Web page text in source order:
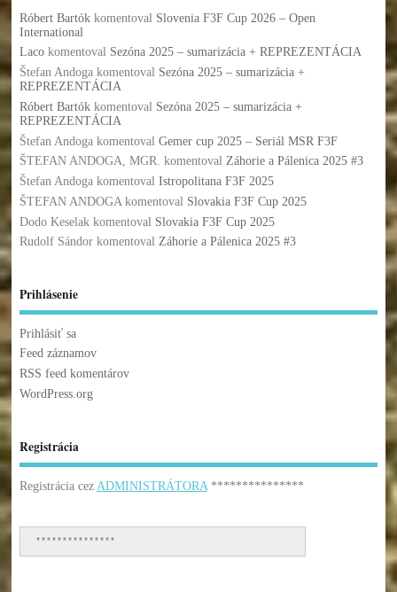
Róbert Bartókkomentoval Slovenia F3F Cup 2026 – Open
International
Lacokomentoval Sezóna 2025 – sumarizácia + REPREZENTÁCIA
Štefan Andogakomentoval Sezóna 2025 – sumarizácia +
REPREZENTÁCIA
Róbert Bartókkomentoval Sezóna 2025 – sumarizácia +
REPREZENTÁCIA
Štefan Andogakomentoval Gemer cup 2025 – Seriál MSR F3F
ŠTEFAN ANDOGA, MGR. komentoval Záhorie a Pálenica 2025 #3
Štefan Andogakomentoval Istropolitana F3F 2025
ŠTEFAN ANDOGAkomentoval Slovakia F3F Cup 2025
Dodo Keselakkomentoval Slovakia F3F Cup 2025
Rudolf Sándorkomentoval Záhorie a Pálenica 2025 #3
Prihlásenie
Prihlásiť sa
Feed záznamov
RSS feed komentárov
WordPress.org
Registrácia
Registrácia cez ADMINISTRÁTORA***************
***************